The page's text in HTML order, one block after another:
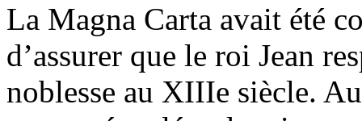
La Magna Carta avait été
d’assurer que le roi Jean
noblesse au XIIIe siècle.